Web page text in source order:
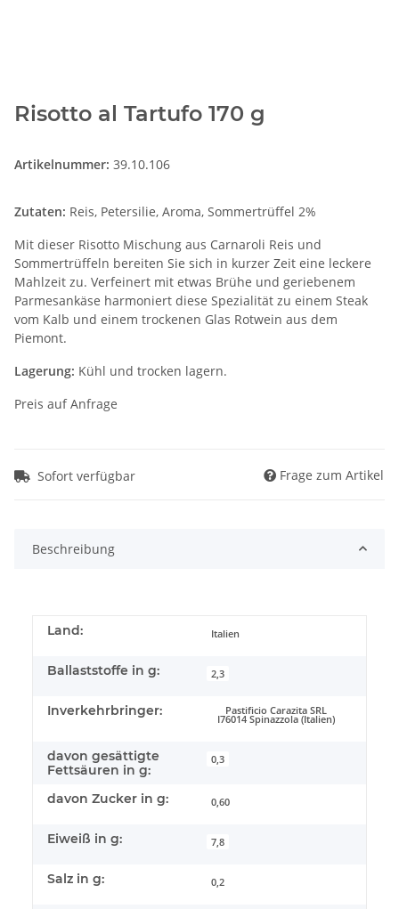
Risotto al Tartufo 170 g
Artikelnummer: 39.10.106
Zutaten: Reis, Petersilie, Aroma, Sommertrüffel 2%
Mit dieser Risotto Mischung aus Carnaroli Reis und
Sommertrüffeln bereiten Sie sich in kurzer Zeit eine leckere
Mahlzeit zu. Verfeinert mit etwas Brühe und geriebenem
Parmesankäse harmoniert diese Spezialität zu einem Steak
vom Kalb und einem trockenen Glas Rotwein aus dem
Piemont.
Lagerung: Kühl und trocken lagern.
Preis auf Anfrage
Sofort verfügbar Frage zum Artikel
Beschreibung
Land: Italien
Ballaststoffe in g: 2,3
Inverkehrbringer: Pastificio Carazita SRL
I76014 Spinazzola (Italien)
davon gesättigte
Fettsäuren in g:
0,3
davon Zucker in g: 0,60
Eiweiß in g: 7,8
Salz in g: 0,2